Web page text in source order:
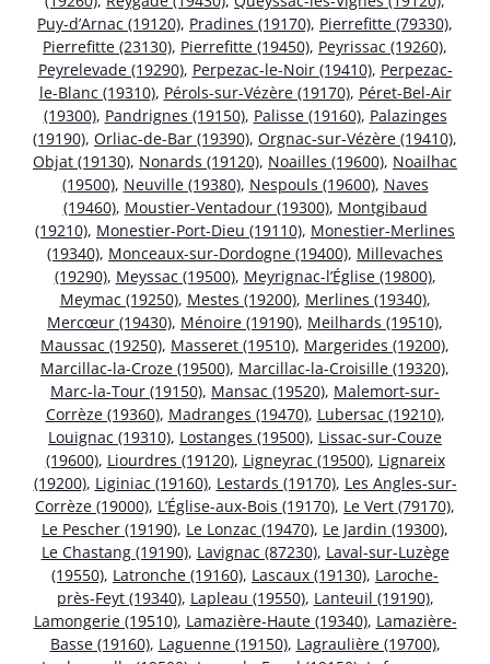
Puy-d’Arnac (19120), Pradines (19170), Pierrefitte (79330),
Pierrefitte (23130), Pierrefitte (19450), Peyrissac (19260),
Peyrelevade (19290), Perpezac-le-Noir (19410), Perpezac-
le-Blanc (19310), Pérols-sur-Vézère (19170), Péret-Bel-Air
(19300), Pandrignes (19150), Palisse (19160), Palazinges
(19190), Orliac-de-Bar (19390), Orgnac-sur-Vézère (19410),
Objat (19130), Nonards (19120), Noailles (19600), Noailhac
(19500), Neuville (19380), Nespouls (19600), Naves
(19460), Moustier-Ventadour (19300), Montgibaud
(19210), Monestier-Port-Dieu (19110), Monestier-Merlines
(19340), Monceaux-sur-Dordogne (19400), Millevaches
(19290), Meyssac (19500), Meyrignac-l’Église (19800),
Meymac (19250), Mestes (19200), Merlines (19340),
Mercœur (19430), Ménoire (19190), Meilhards (19510),
Maussac (19250), Masseret (19510), Margerides (19200),
Marcillac-la-Croze (19500), Marcillac-la-Croisille (19320),
Marc-la-Tour (19150), Mansac (19520), Malemort-sur-
Corrèze (19360), Madranges (19470), Lubersac (19210),
Louignac (19310), Lostanges (19500), Lissac-sur-Couze
(19600), Liourdres (19120), Ligneyrac (19500), Lignareix
(19200), Liginiac (19160), Lestards (19170), Les Angles-sur-
Corrèze (19000), L’Église-aux-Bois (19170), Le Vert (79170),
Le Pescher (19190), Le Lonzac (19470), Le Jardin (19300),
Le Chastang (19190), Lavignac (87230), Laval-sur-Luzège
(19550), Latronche (19160), Lascaux (19130), Laroche-
près-Feyt (19340), Lapleau (19550), Lanteuil (19190),
Lamongerie (19510), Lamazière-Haute (19340), Lamazière-
Basse (19160), Laguenne (19150), Lagraulière (19700),